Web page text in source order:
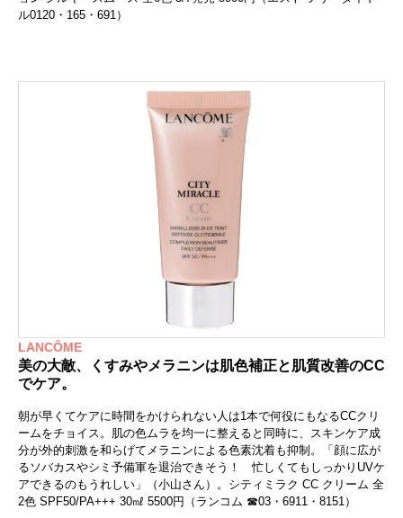
ル0120・165・691）
LANCÔME
美の大敵、くすみやメラニンは肌色補正と肌質改善のCC
でケア。
朝が早くてケアに時間をかけられない人は1本で何役にもなるCCクリ
ームをチョイス。肌の色ムラを均一に整えると同時に、スキンケア成
分が外的刺激を和らげてメラニンによる色素沈着も抑制。「顔に広が
るソバカスやシミ予備軍を退治できそう！ 忙しくてもしっかりUVケ
アできるのもうれしい」（小山さん）。シティミラク CC クリーム 全
2色 SPF50/PA+++ 30㎖ 5500円（ランコム ☎03・6911・8151）